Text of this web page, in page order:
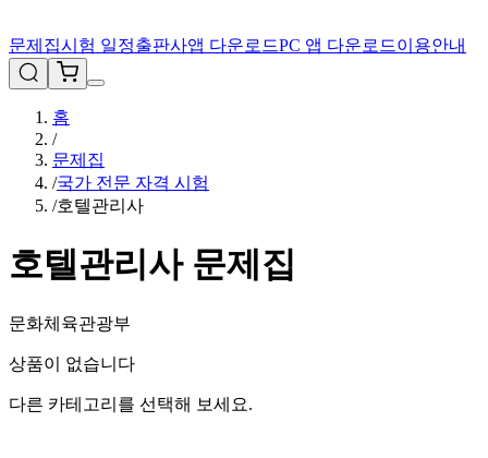
문제집시험 일정출판사앱 다운로드PC 앱 다운로드이용안내
홈
/
문제집
/국가 전문 자격 시험
/호텔관리사
호텔관리사문제집
문화체육관광부
상품이 없습니다
다른 카테고리를 선택해 보세요.